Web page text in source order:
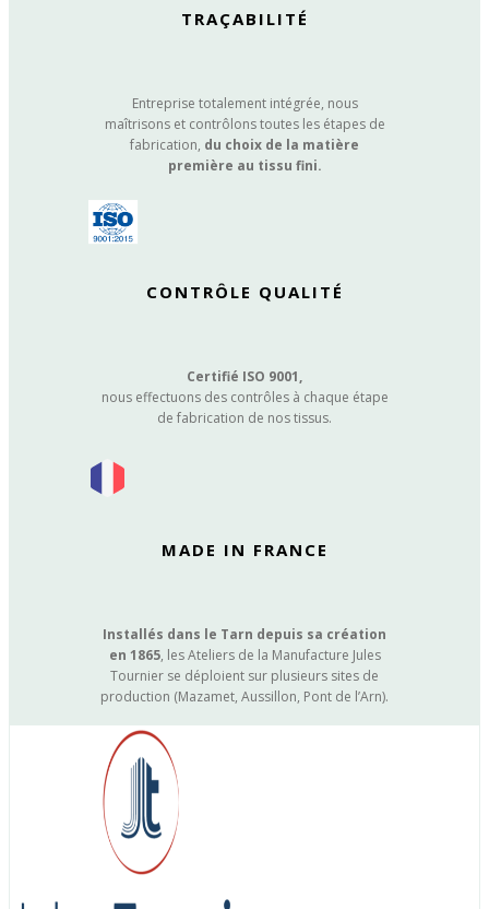
TRAÇABILITÉ
Entreprise totalement intégrée, nous
maîtrisons et contrôlons toutes les étapes de
fabrication, du choix de la matière
première au tissu fini.
CONTRÔLE QUALITÉ
Certifié ISO 9001,
nous effectuons des contrôles à chaque étape
de fabrication de nos tissus.
MADE IN FRANCE
Installés dans le Tarn depuis sa création
en 1865, les Ateliers de la Manufacture Jules
Tournier se déploient sur plusieurs sites de
production (Mazamet, Aussillon, Pont de l’Arn).